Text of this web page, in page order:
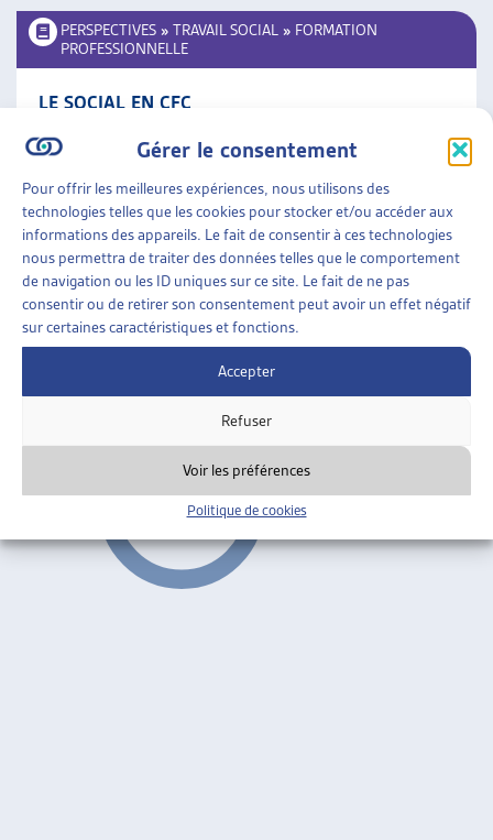
Gérer le consentement
Pour offrir les meilleures expériences, nous utilisons des
technologies telles que les cookies pour stocker et/ou accéder aux
informations des appareils. Le fait de consentir à ces technologies
nous permettra de traiter des données telles que le comportement
de navigation ou les ID uniques sur ce site. Le fait de ne pas
consentir ou de retirer son consentement peut avoir un effet négatif
sur certaines caractéristiques et fonctions.
Accepter
Refuser
Voir les préférences
Politique de cookies
PERSPECTIVES » TRAVAIL SOCIAL » FORMATION
PROFESSIONNELLE
LE SOCIAL EN CFC
Formation professionnelle
PERSPECTIVES»TRAVAIL SOCIAL»FORMATION
PROFESSIONNELLE
RÉFÉRENTIEL DE COMPÉTENCE
Formation professionnelle